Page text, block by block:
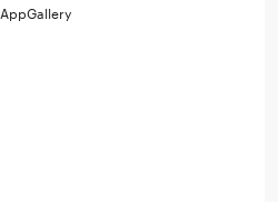
AppGallery